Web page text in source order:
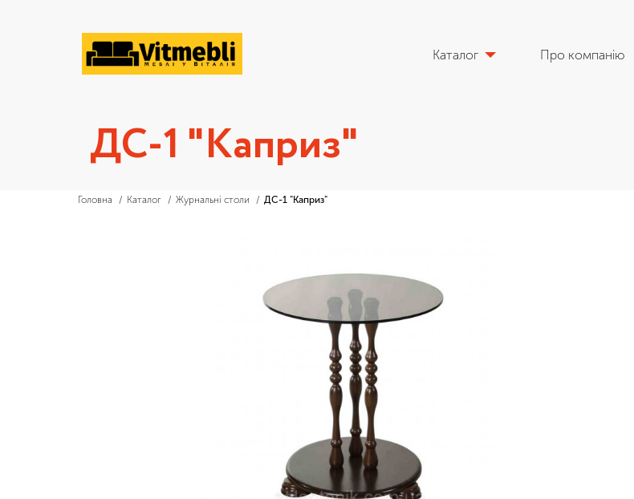
Каталог Про компанію
ДС-1 "Каприз"
Головна Каталог Журнальні столи ДС-1 "Каприз"